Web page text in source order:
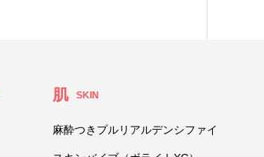
肌 SKIN
麻酔つきプルリアルデンシファイ